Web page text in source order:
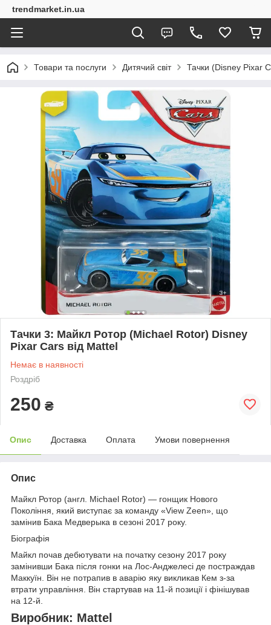
trendmarket.in.ua
Товари та послуги Дитячий світ Тачки (Disney Pixar
Тачки 3: Майкл Ротор (Michael Rotor) Disney
Pixar Cars від Mattel
Немає в наявності
Роздріб
250 ₴
Опис Доставка Оплата Умови повернення
Опис
Майкл Ротор (англ. Michael Rotor) — гонщик Нового
Покоління, який виступає за команду «View Zeen», що
замінив Бака Медверыка в сезоні 2017 року.
Біографія
Майкл почав дебютувати на початку сезону 2017 року
замінивши Бака після гонки на Лос-Анджелесі де постраждав
Маккуїн. Він не потрапив в аварію яку викликав Кем з-за
втрати управління. Він стартував на 11-й позиції і фінішував
на 12-й.
Виробник: Mattel